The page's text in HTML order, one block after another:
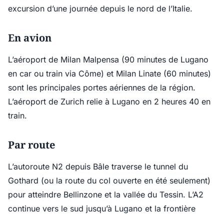
excursion d’une journée depuis le nord de l’Italie.
En avion
L’aéroport de Milan Malpensa (90 minutes de Lugano
en car ou train via Côme) et Milan Linate (60 minutes)
sont les principales portes aériennes de la région.
L’aéroport de Zurich relie à Lugano en 2 heures 40 en
train.
Par route
L’autoroute N2 depuis Bâle traverse le tunnel du
Gothard (ou la route du col ouverte en été seulement)
pour atteindre Bellinzone et la vallée du Tessin. L’A2
continue vers le sud jusqu’à Lugano et la frontière